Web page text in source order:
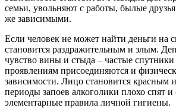
семьи, увольняют с работы, былые
же зависимыми.
Если человек не может найти деньги на
становится раздражительным и злым.
чувство вины и стыда – частые
проявлениям присоединяются и
зависимости. Лицо становится красным
периоды запоев алкоголики плохо спят
элементарные правила личной гигиены.